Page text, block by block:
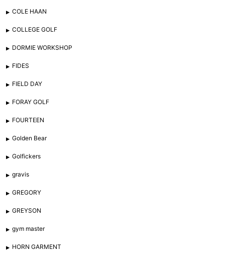
COLE HAAN
COLLEGE GOLF
DORMIE WORKSHOP
FIDES
FIELD DAY
FORAY GOLF
FOURTEEN
Golden Bear
Golfickers
gravis
GREGORY
GREYSON
gym master
HORN GARMENT